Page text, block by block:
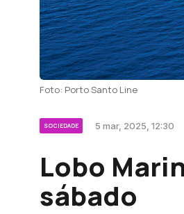
Foto: Porto Santo Line
SOCIEDADE 5 mar, 2025, 12:30
Lobo
sábado